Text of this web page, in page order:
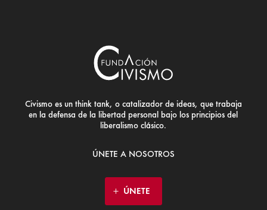
Civismo es un think tank, o catalizador de ideas, que trabaja
en la defensa de la libertad personal bajo los principios del
liberalismo clásico.
ÚNETE A NOSOTROS
ÚNETE